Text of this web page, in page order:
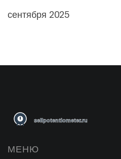
сентября 2025
МЕНЮ